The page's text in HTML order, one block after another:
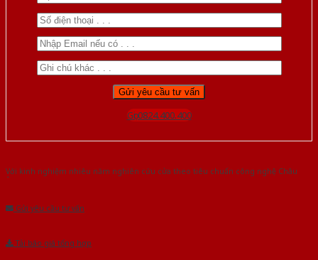
Gọi 0824.400.400
Với kinh nghiệm nhiêu năm nghiên cứu cửa theo tiêu chuẩn công nghệ Châu
Gửi yêu cầu tư vấn
Tải báo giá tổng hợp